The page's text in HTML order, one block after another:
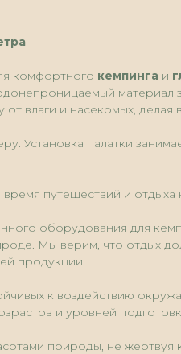
комфортного кемпинга и
материал
влаги и насекомых,
Установка палатки
путешествий и
оборудования для
Мы верим, что отдых
продукции.
к воздействию
и уровней
природы, не жертвуя